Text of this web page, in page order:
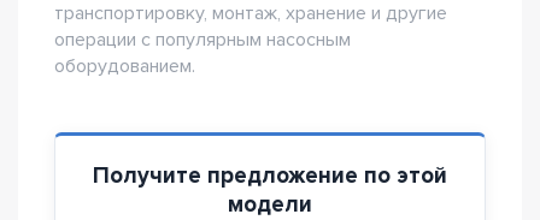
транспортировку, монтаж, хранение и другие
операции с популярным насосным
оборудованием.
Получите предложение по этой
модели